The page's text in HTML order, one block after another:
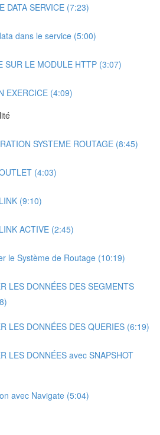
DATA SERVICE (7:23)
dans le service (5:00)
SUR LE MODULE HTTP (3:07)
EXERCICE (4:09)
SYSTEME ROUTAGE (8:45)
(4:03)
(9:10)
ACTIVE (2:45)
le Système de Routage (10:19)
LES DONNÉES DES SEGMENTS
LES DONNÉES DES QUERIES (6:19)
LES DONNÉES avec SNAPSHOT
avec Navigate (5:04)